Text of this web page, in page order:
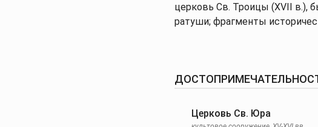
церковь Св. Троицы (XVII в.),
ратуши; фрагменты
Церковь Св. Юра